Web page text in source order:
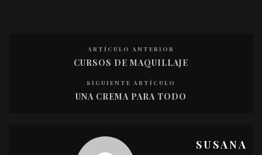
ARTÍCULO ANTERIOR
CURSOS DE MAQUILLAJE
SIGUIENTE ARTÍCULO
UNA CREMA PARA TODO
SUSANA